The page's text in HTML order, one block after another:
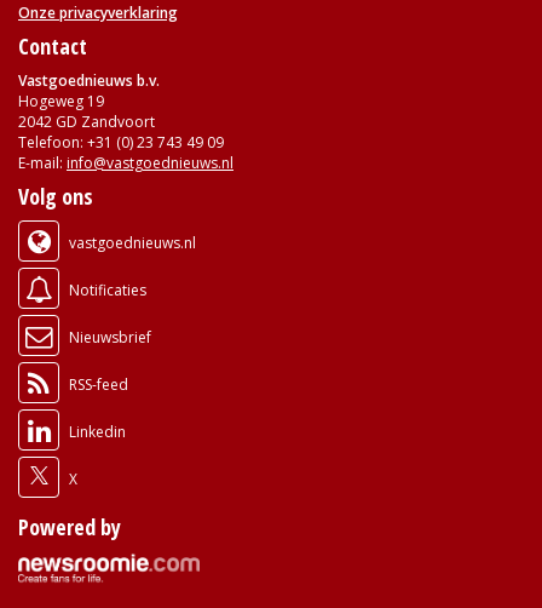
Onze privacyverklaring
Contact
Vastgoednieuws b.v.
Hogeweg 19
2042 GD Zandvoort
Telefoon: +31 (0) 23 743 49 09
E-mail: info@vastgoednieuws.nl
Volg ons
vastgoednieuws.nl
Notificaties
Nieuwsbrief
RSS-feed
Linkedin
X
Powered by